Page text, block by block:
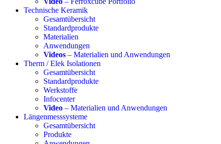
Technische Keramik
Gesamtübersicht
Standardprodukte
Materialien
Anwendungen
Videos – Materialien und Anwendungen
Therm / Elek Isolationen
Gesamtübersicht
Standardprodukte
Werkstoffe
Infocenter
Video – Materialien und Anwendungen
Längenmesssysteme
Gesamtübersicht
Produkte